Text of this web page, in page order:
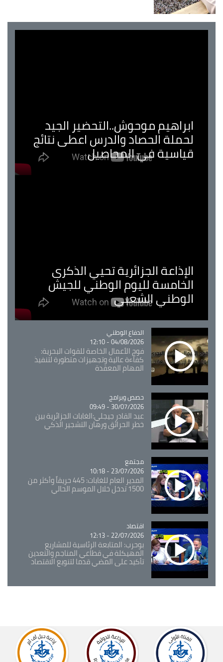
ابراهيم موحوش..التحضير الجيد
لحملة الحصاد والدرس اعطى نتائج
قياسية في المحاصيل
الإذاعة الجزائرية تحيي الذكرى
الخامسة لليوم الوطني للجيش
الوطني الشعبي
Catégorie
الدفاع الوطني
04/08/2026 - 12:10
فوج الأعمال الخاصة للقوات البحرية:
كفاءة عالية وتجهيزات متطورة لتنفيذ
المهام المعقدة
Catégorie
حصص وبرامج
30/07/2026 - 09:49
عبد القادر جيجلي:الغابات الجزائرية بين
خطر الحرائق ورهان التشجير الذكي
Catégorie
مجتمع
23/07/2026 - 10:18
المدير العام للغابات: 445 حريقاً وأكثر من
1500 تدخل خلال الموسم الحالي
Catégorie
اقتصاد
22/07/2026 - 12:13
بوحرب: المتابعة الرئاسية للمشاريع
المهيكلة في قطاعي المناجم والتعدين
تأكيد على المضي قدما لتنويع الاقتصاد